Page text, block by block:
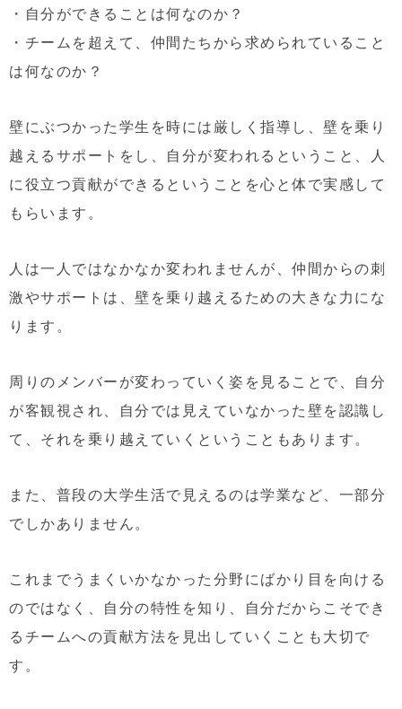
・自分ができることは何なのか？
・チームを超えて、仲間たちから求められていること
は何なのか？
壁にぶつかった学生を時には厳しく指導し、壁を乗り
越えるサポートをし、自分が変われるということ、人
に役立つ貢献ができるということを心と体で実感して
もらいます。
人は一人ではなかなか変われませんが、仲間からの刺
激やサポートは、壁を乗り越えるための大きな力にな
ります。
周りのメンバーが変わっていく姿を見ることで、自分
が客観視され、自分では見えていなかった壁を認識し
て、それを乗り越えていくということもあります。
また、普段の大学生活で見えるのは学業など、一部分
でしかありません。
これまでうまくいかなかった分野にばかり目を向ける
のではなく、自分の特性を知り、自分だからこそでき
るチームへの貢献方法を見出していくことも大切で
す。